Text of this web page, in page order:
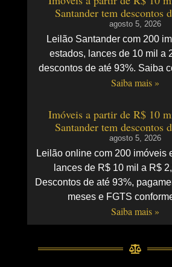
Santander tem descontos
agosto 5, 2026
Leilão Santander com 200
estados, lances de 10 mil a
descontos de até 93%. Saiba
Saiba mais »
Imóveis a partir de R$ 10
Santander tem descontos
agosto 5, 2026
Leilão online com 200 imóveis
lances de R$ 10 mil a R$
Descontos de até 93%,
meses e FGTS
Saiba mais »